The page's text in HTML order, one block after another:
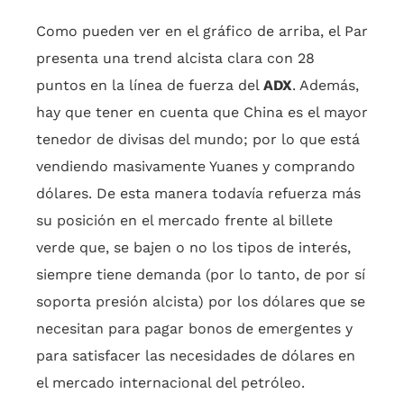
Como pueden ver en el gráfico de arriba, el Par
presenta una trend alcista clara con 28
puntos en la línea de fuerza del ADX. Además,
hay que tener en cuenta que China es el mayor
tenedor de divisas del mundo; por lo que está
vendiendo masivamente Yuanes y comprando
dólares. De esta manera todavía refuerza más
su posición en el mercado frente al billete
verde que, se bajen o no los tipos de interés,
siempre tiene demanda (por lo tanto, de por sí
soporta presión alcista) por los dólares que se
necesitan para pagar bonos de emergentes y
para satisfacer las necesidades de dólares en
el mercado internacional del petróleo.